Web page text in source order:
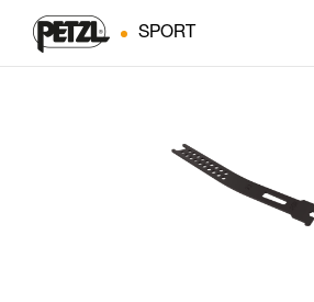
SPORT